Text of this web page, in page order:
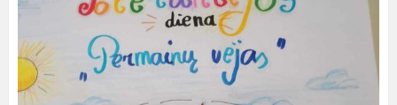
Tolerancijos
Dembavos
progimnazijoje